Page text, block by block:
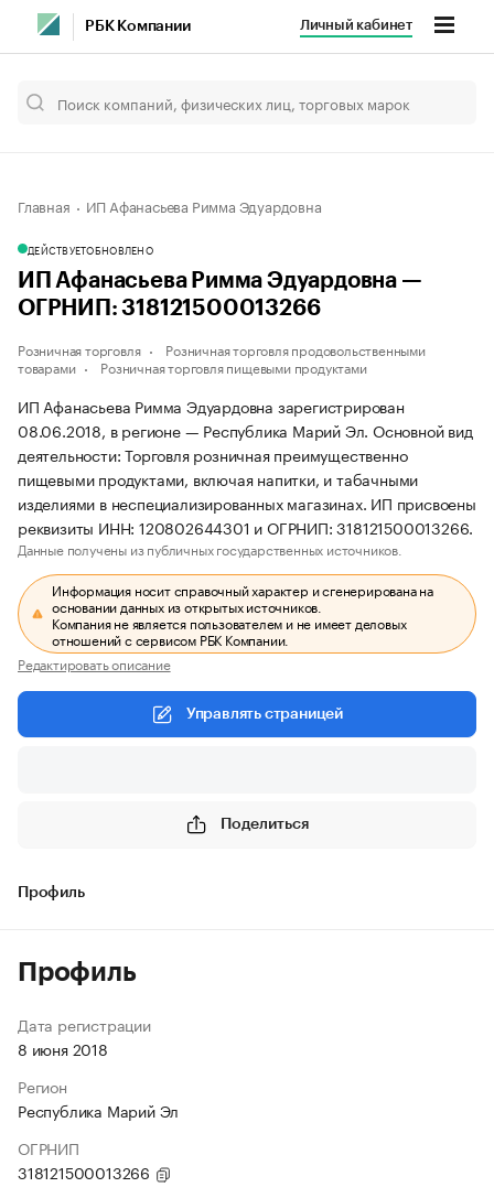
РБК Компании Личный кабинет
Главная ИП Афанасьева Римма Эдуардовна
ДЕЙСТВУЕТОБНОВЛЕНО
ИП Афанасьева Римма Эдуардовна —
ОГРНИП: 318121500013266
Розничная торговля
Розничная торговля продовольственными
товарами
Розничная торговля пищевыми продуктами
ИП Афанасьева Римма Эдуардовна зарегистрирован
08.06.2018, в регионе — Республика Марий Эл. Основной вид
деятельности: Торговля розничная преимущественно
пищевыми продуктами, включая напитки, и табачными
изделиями в неспециализированных магазинах. ИП присвоены
реквизиты ИНН: 120802644301 и ОГРНИП: 318121500013266.
Данные получены из публичных государственных источников.
Информация носит справочный характер и сгенерирована на
основании данных из открытых источников.
Компания не является пользователем и не имеет деловых
отношений с сервисом РБК Компании.
Редактировать описание
Управлять страницей
Поделиться
Профиль
Профиль
Дата регистрации
8 июня 2018
Регион
Республика Марий Эл
ОГРНИП
318121500013266